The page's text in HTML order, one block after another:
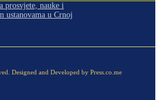
prosvjete, nauke i
ustanovama u Crnoj
Designed and Developed by Press.co.me